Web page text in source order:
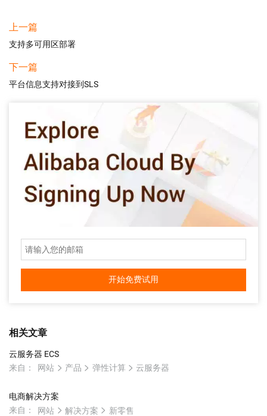
上一篇
支持多可用区部署
下一篇
平台信息支持对接到SLS
开始免费试用
相关文章
云服务器 ECS
来自：
网站 产品 弹性计算 云服务器
电商解决方案
来自：
网站 解决方案 新零售